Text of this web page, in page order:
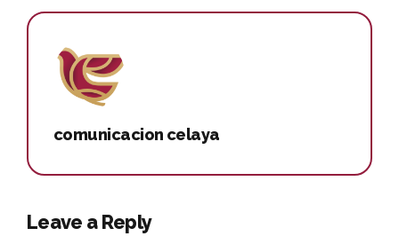
comunicacion celaya
Leave a Reply